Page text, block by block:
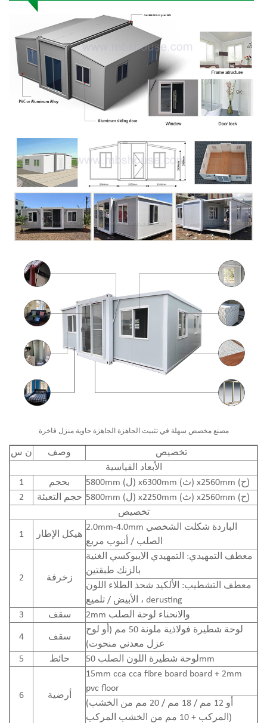
مصنع مخصص سهلة في تثبيت الجاهزة الجاهزة حاوية منزل فاخرة
ن س وصف
تخصيص
الأبعاد القياسية
1
بحجم
5800mm (ل) x6300mm (ث) x2560mm (ح)
2
حجم التعبئة
5800mm (ل) x2250mm (ث) x2560mm (ح)
تخصيص
1 هيكل الإطار
2.0mm-4.0mm الباردة شكلت الشخصي
الصلب / أنبوب مربع
2 زخرفة
معطف التمهيدي: التمهيدي الايبوكسي الغنية
بالزنك طبقتين
معطف التشطيب: الألكيد شحذ الطلاء اللون
الأبيض / تلميع ، derusting
3
سقف 2mm والانحناء لوحة الصلب
4 سقف
لوحة شطيرة فولاذية ملونة 50 مم (أو لوح
عزل معدني منحوت)
5
حائط لوحة شطيرة اللون الصلب 50mm
6 أرضية
15mm cca cca fibre board board + 2mm
pvc floor
(أو 12 مم / 18 مم / 20 مم من الخشب
المركب + 10 مم من الخشب المركب)